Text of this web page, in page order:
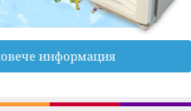
информация